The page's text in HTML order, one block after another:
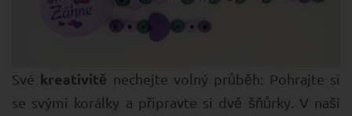
Své kreativitě nechejte volný průběh: Pohrajte si
se svými korálky a připravte si dvě šňůrky. V naší